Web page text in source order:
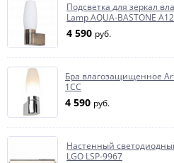
Подсветка для зеркал
Lamp AQUA-BASTONE
4 590 руб.
Бра влагозащищенное
1CC
4 590 руб.
Настенный
LGO LSP-9967